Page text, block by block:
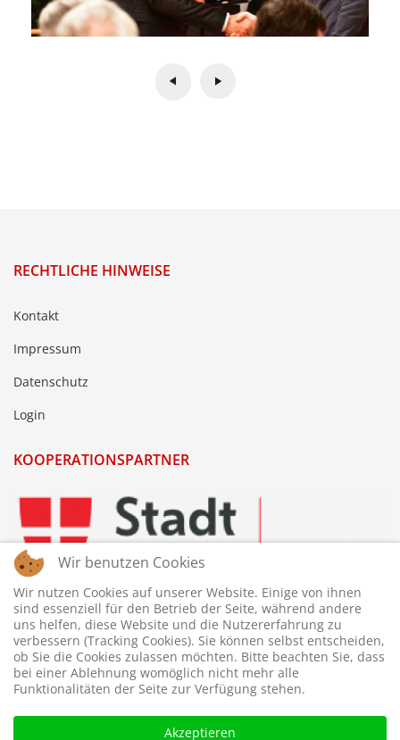
RECHTLICHE HINWEISE
Kontakt
Impressum
Datenschutz
Login
KOOPERATIONSPARTNER
Wir benutzen Cookies
Wir nutzen Cookies auf unserer Website. Einige von ihnen
sind essenziell für den Betrieb der Seite, während andere
uns helfen, diese Website und die Nutzererfahrung zu
verbessern (Tracking Cookies). Sie können selbst entscheiden,
ob Sie die Cookies zulassen möchten. Bitte beachten Sie, dass
bei einer Ablehnung womöglich nicht mehr alle
Funktionalitäten der Seite zur Verfügung stehen.
Akzeptieren